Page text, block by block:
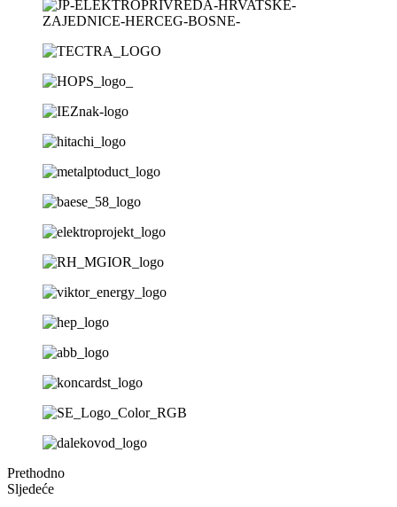
Prethodno
Sljedeće